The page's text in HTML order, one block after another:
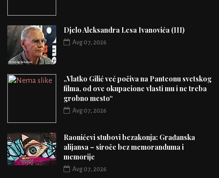
Djelo Aleksandra Lesa Ivanovića (III)
Avg 07, 2026
„Vlatko Gilić već počiva na Panteonu svetskog
filma, od ove okupacione vlasti mu i ne treba
grobno mesto“
Avg 07, 2026
Raonićevi stubovi bezakonja: Građanska
alijansa – siroče bez memoranduma i
memorije
Avg 07, 2026